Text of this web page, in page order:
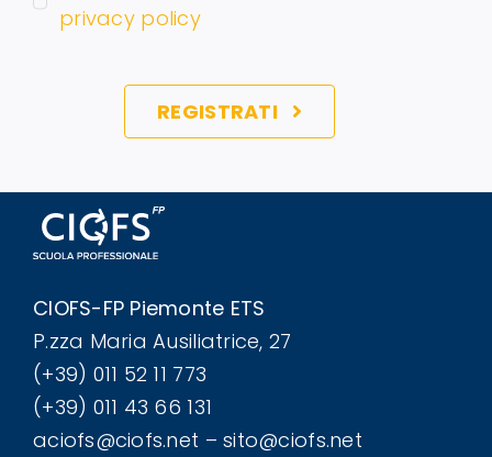
privacy policy
REGISTRATI
CIOFS-FP Piemonte ETS
P.zza Maria Ausiliatrice, 27
(+39) 011 52 11 773
(+39) 011 43 66 131
aciofs@ciofs.net – sito@ciofs.net